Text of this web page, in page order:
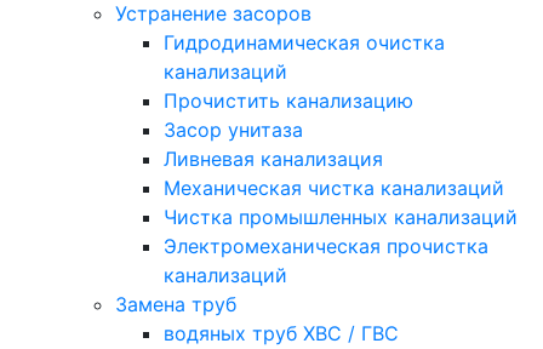
Устранение засоров
Гидродинамическая очистка
канализаций
Прочистить канализацию
Засор унитаза
Ливневая канализация
Механическая чистка канализаций
Чистка промышленных канализаций
Электромеханическая прочистка
канализаций
Замена труб
водяных труб ХВС / ГВС